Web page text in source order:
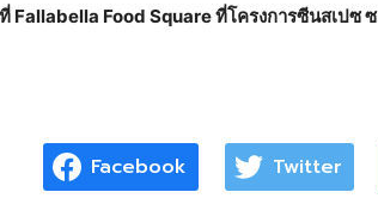
Fallabella Food Square ที่โครงการซีนสเปซ
Facebook Twitter